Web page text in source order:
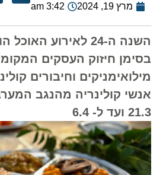
מרץ 19, 2024
3:42 am
השנה ה-24 לאירוע האוכל
בסימן חיזוק העסקים
מילואימניקים וחיבורים
אנשי קולינריה מהנגב
21.3 ועד ל- 6.4